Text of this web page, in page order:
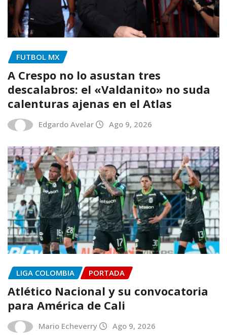
FUTBOL MX
A Crespo no lo asustan tres
descalabros: el «Valdanito» no suda
calenturas ajenas en el Atlas
Edgardo Avelar Ago 9, 2026
LIGA COLOMBIA PORTADA
Atlético Nacional y su convocatoria
para América de Cali
Mario Echeverry Ago 9, 2026